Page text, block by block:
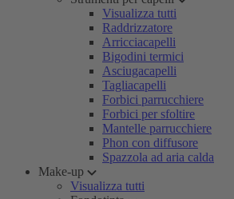
Visualizza tutti
Raddrizzatore
Arricciacapelli
Bigodini termici
Asciugacapelli
Tagliacapelli
Forbici parrucchiere
Forbici per sfoltire
Mantelle parrucchiere
Phon con diffusore
Spazzola ad aria calda
Make-up
Visualizza tutti